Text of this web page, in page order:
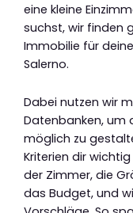
eine kleine
suchst, wir finden
Immobilie für
Salerno.
Dabei nutzen wir
Datenbanken, um
möglich zu
Kriterien dir
der Zimmer, die
das Budget, und